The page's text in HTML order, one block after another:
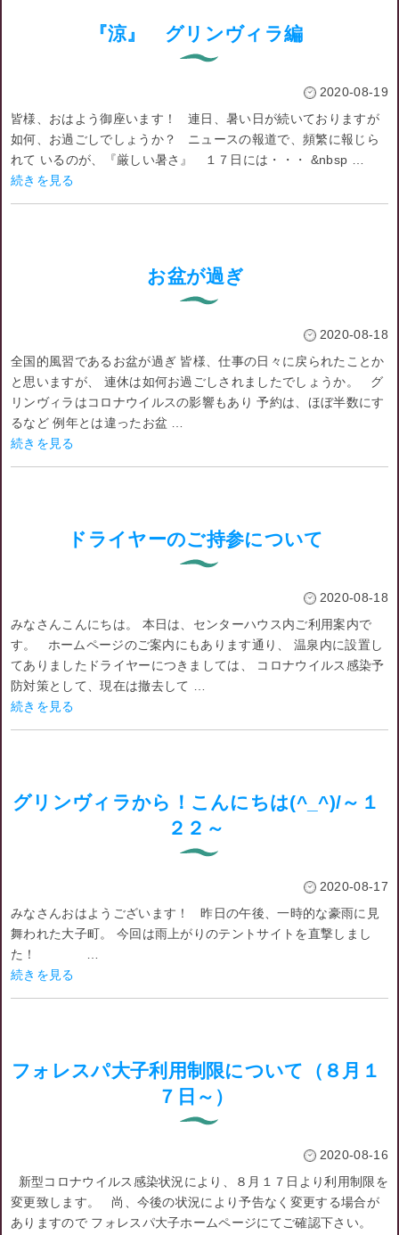
『涼』 グリンヴィラ編
2020-08-19
皆様、おはよう御座います！ 連日、暑い日が続いておりますが
如何、お過ごしでしょうか？ ニュースの報道で、頻繁に報じら
れて いるのが、『厳しい暑さ』 １７日には・・・ &nbsp …
続きを見る
お盆が過ぎ
2020-08-18
全国的風習であるお盆が過ぎ 皆様、仕事の日々に戻られたことか
と思いますが、 連休は如何お過ごしされましたでしょうか。 グ
リンヴィラはコロナウイルスの影響もあり 予約は、ほぼ半数にす
るなど 例年とは違ったお盆 …
続きを見る
ドライヤーのご持参について
2020-08-18
みなさんこんにちは。 本日は、センターハウス内ご利用案内で
す。 ホームページのご案内にもあります通り、 温泉内に設置し
てありましたドライヤーにつきましては、 コロナウイルス感染予
防対策として、現在は撤去して …
続きを見る
グリンヴィラから！こんにちは(^_^)/～１
２２～
2020-08-17
みなさんおはようございます！ 昨日の午後、一時的な豪雨に見
舞われた大子町。 今回は雨上がりのテントサイトを直撃しまし
た！ …
続きを見る
フォレスパ大子利用制限について（８月１
７日～）
2020-08-16
新型コロナウイルス感染状況により、８月１７日より利用制限を
変更致します。 尚、今後の状況により予告なく変更する場合が
ありますので フォレスパ大子ホームページにてご確認下さい。